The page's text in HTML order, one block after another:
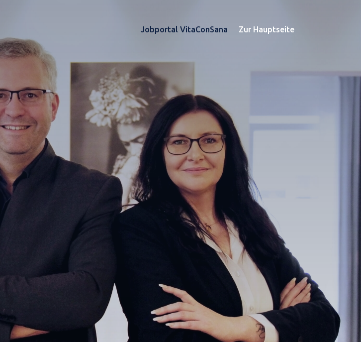
Jobportal VitaConSana Zur Hauptseite